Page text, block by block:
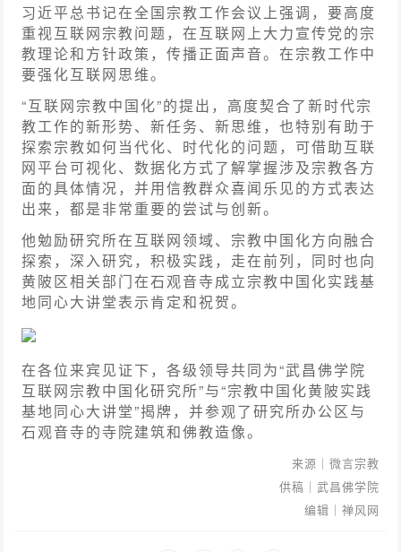
习近平总书记在全国宗教工作会议上强调，要高度
重视互联网宗教问题，在互联网上大力宣传党的宗
教理论和方针政策，传播正面声音。在宗教工作中
要强化互联网思维。
“互联网宗教中国化”的提出，高度契合了新时代宗
教工作的新形势、新任务、新思维，也特别有助于
探索宗教如何当代化、时代化的问题，可借助互联
网平台可视化、数据化方式了解掌握涉及宗教各方
面的具体情况，并用信教群众喜闻乐见的方式表达
出来，都是非常重要的尝试与创新。
他勉励研究所在互联网领域、宗教中国化方向融合
探索，深入研究，积极实践，走在前列，同时也向
黄陂区相关部门在石观音寺成立宗教中国化实践基
地同心大讲堂表示肯定和祝贺。
在各位来宾见证下，各级领导共同为“武昌佛学院
互联网宗教中国化研究所”与“宗教中国化黄陂实践
基地同心大讲堂”揭牌，并参观了研究所办公区与
石观音寺的寺院建筑和佛教造像。
来源｜微言宗教
供稿｜武昌佛学院
编辑｜禅风网